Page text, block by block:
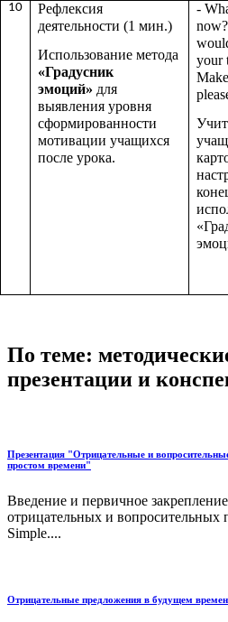
10
Рефлексия
деятельности (1 мин.)
Использование метода
«Градусник
эмоций» для
выявления уровня
сформированности
мотивации учащихся
после урока.
-
your
По теме:
презентации и
Презентация "Отрицательные и
простом времени"
Введение и первичное
отрицательных и вопросительных
Simple....
Отрицательные предложения в будущем